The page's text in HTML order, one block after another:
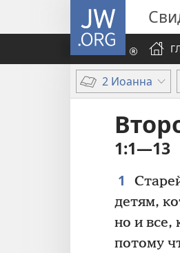
JW.ORG
2 Иоанна
1:1—13
1
детям,
но и все,
потому